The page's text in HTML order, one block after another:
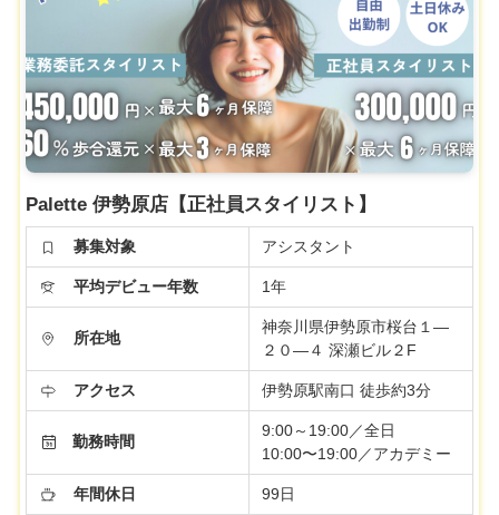
Palette 伊勢原店【正社員スタイリスト】
募集対象 アシスタント
平均デビュー年数 1年
所在地
神奈川県伊勢原市桜台１―
２０―４ 深瀬ビル２F
アクセス 伊勢原駅南口 徒歩約3分
勤務時間
9:00～19:00／全日
10:00〜19:00／アカデミー
年間休日 99日